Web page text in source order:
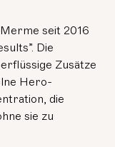
seit 2016
Die
Zusätze
Hero-
die
sie zu